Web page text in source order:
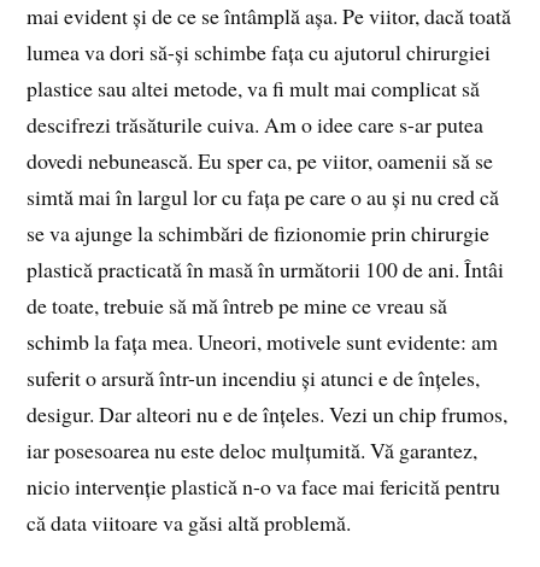
mai evident și de ce se întâmplă așa. Pe viitor, dacă toată
lumea va dori să-și schimbe fața cu ajutorul chirurgiei
plastice sau altei metode, va fi mult mai complicat să
descifrezi trăsăturile cuiva. Am o idee care s-ar putea
dovedi nebunească. Eu sper ca, pe viitor, oamenii să se
simtă mai în largul lor cu fața pe care o au și nu cred că
se va ajunge la schimbări de fizionomie prin chirurgie
plastică practicată în masă în următorii 100 de ani. Întâi
de toate, trebuie să mă întreb pe mine ce vreau să
schimb la fața mea. Uneori, motivele sunt evidente: am
suferit o arsură într-un incendiu și atunci e de înțeles,
desigur. Dar alteori nu e de înțeles. Vezi un chip frumos,
iar posesoarea nu este deloc mulțumită. Vă garantez,
nicio intervenție plastică n-o va face mai fericită pentru
că data viitoare va găsi altă problemă.